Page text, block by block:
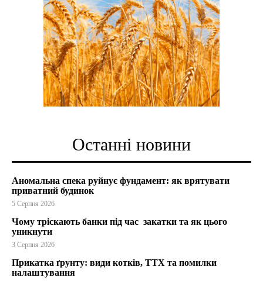
Останні новини
Аномальна спека руйнує фундамент: як врятувати
приватний будинок
5 Серпня 2026
Чому тріскають банки під час закатки та як цього
уникнути
3 Серпня 2026
Прикатка ґрунту: види котків, ТТХ та помилки
налаштування